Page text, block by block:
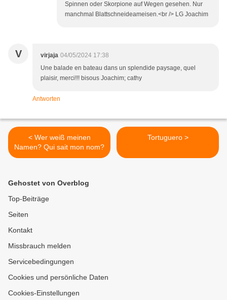
Spinnen oder Skorpione auf Wegen gesehen. Nur
manchmal Blattschneideameisen.<br /> LG Joachim
V virjaja 04/05/2024 17:38
Une balade en bateau dans un splendide paysage, quel
plaisir, merci!!! bisous Joachim; cathy
Antworten
< Wer weiß meinen
Namen? Qui sait mon nom?
Tortuguero >
Gehostet von Overblog
Top-Beiträge
Seiten
Kontakt
Missbrauch melden
Servicebedingungen
Cookies und persönliche Daten
Cookies-Einstellungen